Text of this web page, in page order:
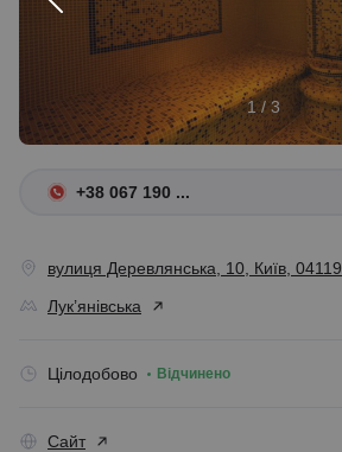
1 / 3
+38 067 190 ...
вулиця Деревлянська, 10, Київ, 04119
Лук’янівська
Цілодобово Відчинено
Сайт